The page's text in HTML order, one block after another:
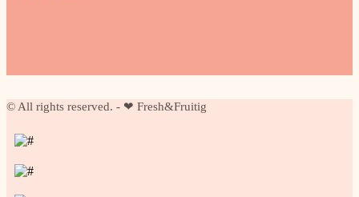
© All rights reserved. - ❤ Fresh&Fruitig